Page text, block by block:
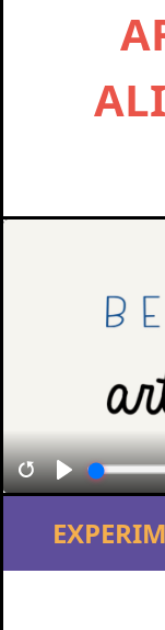
ReiniciarReproduzir